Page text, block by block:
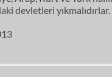
devletleri yıkmalıdırlar.